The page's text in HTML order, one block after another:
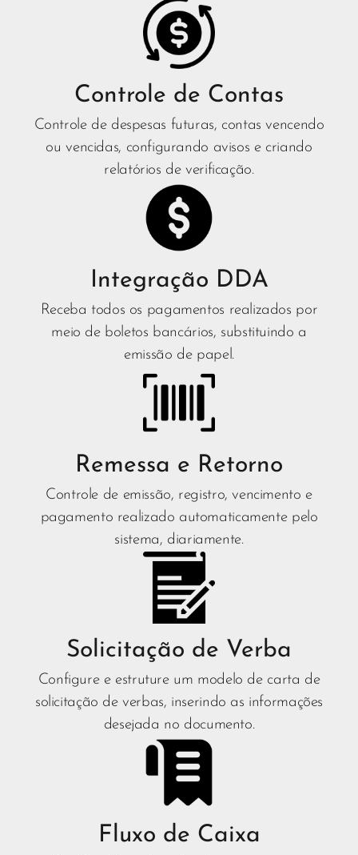
Controle de Contas
Controle de despesas futuras, contas vencendo
ou vencidas, configurando avisos e criando
relatórios de verificação.
Integração DDA
Receba todos os pagamentos realizados por
meio de boletos bancários, substituindo a
emissão de papel.
Remessa e Retorno
Controle de emissão, registro, vencimento e
pagamento realizado automaticamente pelo
sistema, diariamente.
Solicitação de Verba
Configure e estruture um modelo de carta de
solicitação de verbas, inserindo as informações
desejada no documento.
Fluxo de Caixa